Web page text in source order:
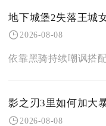
2026-08-08
2026-08-08